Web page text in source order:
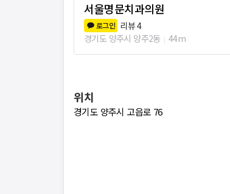
서울명문치과의원
로그인 리뷰4
경기도 양주시 양주2동
44m
위치
경기도 양주시 고읍로 76